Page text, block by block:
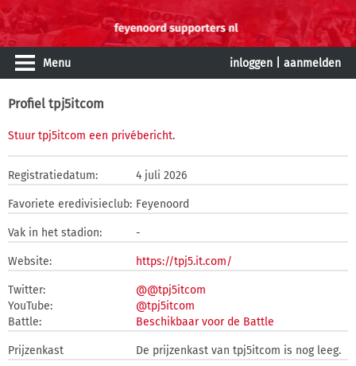
Menu inloggen aanmelden
Profiel tpj5itcom
Stuur tpj5itcom een privébericht.
Registratiedatum: 4 juli 2026
Favoriete eredivisieclub: Feyenoord
Vak in het stadion: -
Website: https://tpj5.it.com/
Twitter:
@@tpj5itcom
YouTube:
@tpj5itcom
Battle:
Beschikbaar voor de Battle
Prijzenkast De prijzenkast van tpj5itcom is nog leeg.